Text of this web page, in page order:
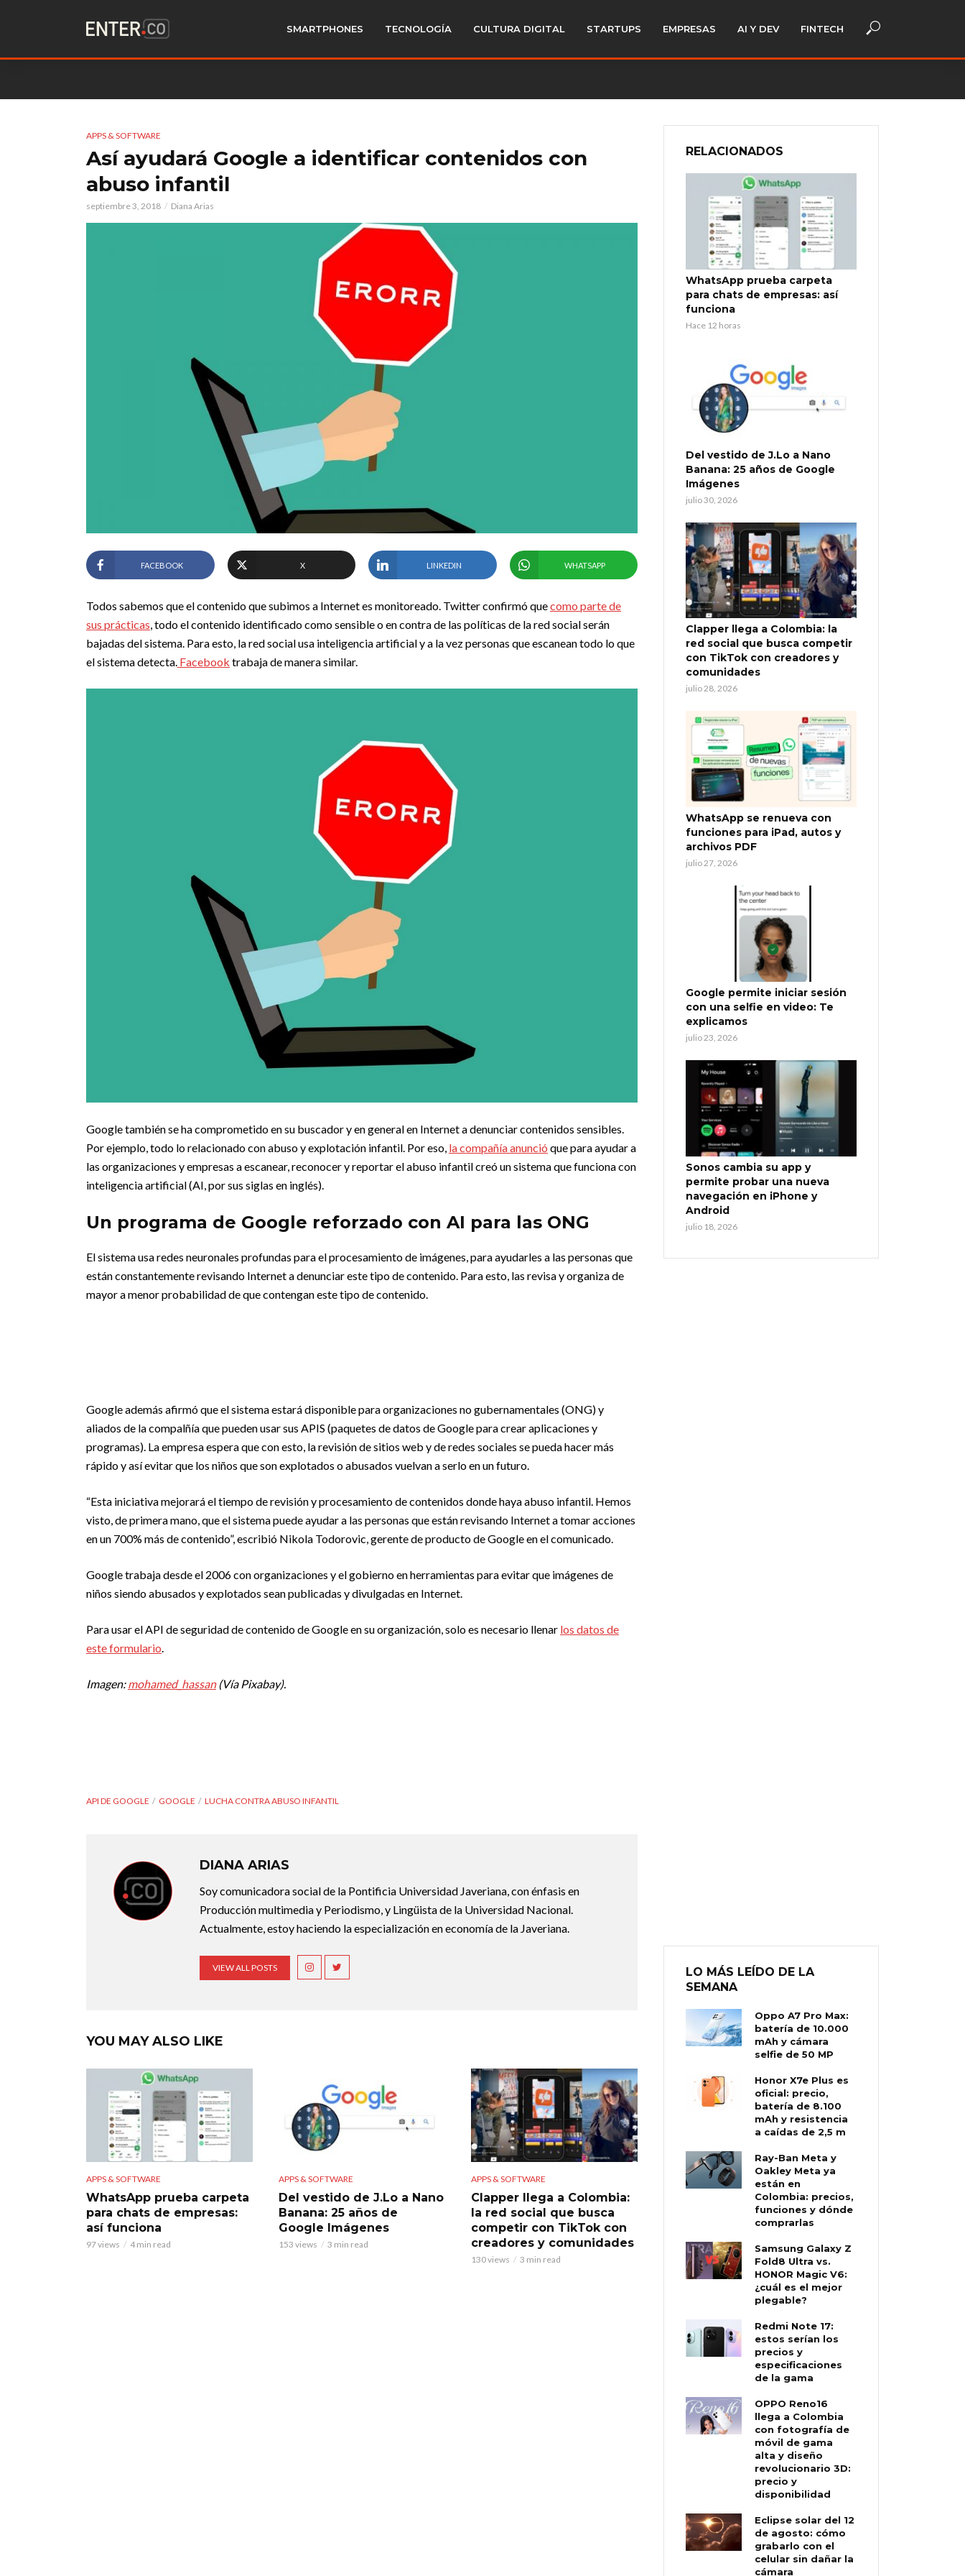
SMARTPHONES TECNOLOGÍA CULTURA DIGITAL STARTUPS EMPRESAS AI Y DEV FINTECH
APPS & SOFTWARE
Así ayudará Google a identificar contenidos con
abuso infantil
septiembre 3, 2018 Diana Arias
FACEBOOK X LINKEDIN WHATSAPP
Todos sabemos que el contenido que subimos a Internet es monitoreado. Twitter confirmó quecomo parte de
sus prácticas, todo el contenido identificado como sensible o en contra de las políticas de la red social serán
bajadas del sistema. Para esto, la red social usa inteligencia artificial y a la vez personas que escanean todo lo que
el sistema detecta. Facebook trabaja de manera similar.
Google también se ha comprometido en su buscador y en general en Internet a denunciar contenidos sensibles.
Por ejemplo, todo lo relacionado con abuso y explotación infantil. Por eso, la compañía anunció que para ayudar a
las organizaciones y empresas a escanear, reconocer y reportar el abuso infantil creó un sistema que funciona con
inteligencia artificial (AI, por sus siglas en inglés).
Un programa de Google reforzado con AI para las ONG
El sistema usa redes neuronales profundas para el procesamiento de imágenes, para ayudarles a las personas que
están constantemente revisando Internet a denunciar este tipo de contenido. Para esto, las revisa y organiza de
mayor a menor probabilidad de que contengan este tipo de contenido.
Google además afirmó que el sistema estará disponible para organizaciones no gubernamentales (ONG) y
aliados de la compalñía que pueden usar sus APIS (paquetes de datos de Google para crear aplicaciones y
programas). La empresa espera que con esto, la revisión de sitios web y de redes sociales se pueda hacer más
rápido y así evitar que los niños que son explotados o abusados vuelvan a serlo en un futuro.
“Esta iniciativa mejorará el tiempo de revisión y procesamiento de contenidos donde haya abuso infantil. Hemos
visto, de primera mano, que el sistema puede ayudar a las personas que están revisando Internet a tomar acciones
en un 700% más de contenido”, escribió Nikola Todorovic, gerente de producto de Google en el comunicado.
Google trabaja desde el 2006 con organizaciones y el gobierno en herramientas para evitar que imágenes de
niños siendo abusados y explotados sean publicadas y divulgadas en Internet.
Para usar el API de seguridad de contenido de Google en su organización, solo es necesario llenar los datos de
este formulario.
Imagen:mohamed_hassan(Vía Pixabay).
API DE GOOGLE GOOGLE LUCHA CONTRA ABUSO INFANTIL
DIANA ARIAS
Soy comunicadora social de la Pontificia Universidad Javeriana, con énfasis en
Producción multimedia y Periodismo, y Lingüista de la Universidad Nacional.
Actualmente, estoy haciendo la especialización en economía de la Javeriana.
VIEW ALL POSTS
YOU MAY ALSO LIKE
APPS & SOFTWARE
WhatsApp prueba carpeta
para chats de empresas:
así funciona
97 views 4 min read
APPS & SOFTWARE
Del vestido de J.Lo a Nano
Banana: 25 años de
Google Imágenes
153 views 3 min read
APPS & SOFTWARE
Clapper llega a Colombia:
la red social que busca
competir con TikTok con
creadores y comunidades
130 views 3 min read
RELACIONADOS
WhatsApp prueba carpeta
para chats de empresas: así
funciona
Hace 12 horas
Del vestido de J.Lo a Nano
Banana: 25 años de Google
Imágenes
julio 30, 2026
Clapper llega a Colombia: la
red social que busca competir
con TikTok con creadores y
comunidades
julio 28, 2026
WhatsApp se renueva con
funciones para iPad, autos y
archivos PDF
julio 27, 2026
Google permite iniciar sesión
con una selfie en video: Te
explicamos
julio 23, 2026
Sonos cambia su app y
permite probar una nueva
navegación en iPhone y
Android
julio 18, 2026
LO MÁS LEÍDO DE LA
SEMANA
Oppo A7 Pro Max:
batería de 10.000
mAh y cámara
selfie de 50 MP
Honor X7e Plus es
oficial: precio,
batería de 8.100
mAh y resistencia
a caídas de 2,5 m
Ray-Ban Meta y
Oakley Meta ya
están en
Colombia: precios,
funciones y dónde
comprarlas
Samsung Galaxy Z
Fold8 Ultra vs.
HONOR Magic V6:
¿cuál es el mejor
plegable?
Redmi Note 17:
estos serían los
precios y
especificaciones
de la gama
OPPO Reno16
llega a Colombia
con fotografía de
móvil de gama
alta y diseño
revolucionario 3D:
precio y
disponibilidad
Eclipse solar del 12
de agosto: cómo
grabarlo con el
celular sin dañar la
cámara